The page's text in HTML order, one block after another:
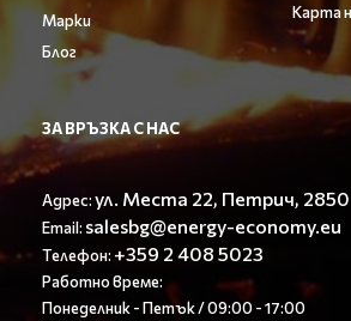
Марки
Блог
Карта
ЗА ВРЪЗКА С НАС
Адрес:ул. Места 22, Петрич, 2850
Email: salesbg@energy-economy.eu
Телефон: +359 2 408 5023
Работно време:
Понеделник - Петък / 09:00 - 17:00